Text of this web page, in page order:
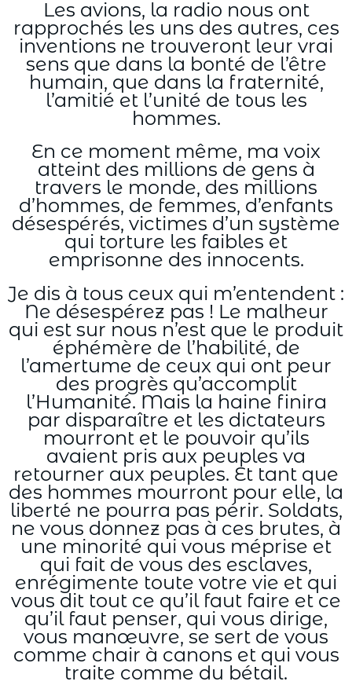
Les avions, la radio nous ont
rapprochés les uns des autres, ces
inventions ne trouveront leur vrai
sens que dans la bonté de l’être
humain, que dans la fraternité,
l’amitié et l’unité de tous les
hommes.
En ce moment même, ma voix
atteint des millions de gens à
travers le monde, des millions
d’hommes, de femmes, d’enfants
désespérés, victimes d’un système
qui torture les faibles et
emprisonne des innocents.
Je dis à tous ceux qui m’entendent :
Ne désespérez pas ! Le malheur
qui est sur nous n’est que le produit
éphémère de l’habilité, de
l’amertume de ceux qui ont peur
des progrès qu’accomplit
l’Humanité. Mais la haine finira
par disparaître et les dictateurs
mourront et le pouvoir qu’ils
avaient pris aux peuples va
retourner aux peuples. Et tant que
des hommes mourront pour elle, la
liberté ne pourra pas périr. Soldats,
ne vous donnez pas à ces brutes, à
une minorité qui vous méprise et
qui fait de vous des esclaves,
enrégimente toute votre vie et qui
vous dit tout ce qu’il faut faire et ce
qu’il faut penser, qui vous dirige,
vous manœuvre, se sert de vous
comme chair à canons et qui vous
traite comme du bétail.